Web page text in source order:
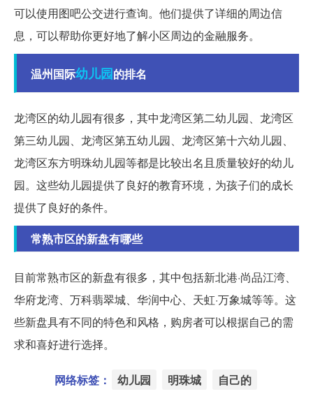
可以使用图吧公交进行查询。他们提供了详细的周边信
息，可以帮助你更好地了解小区周边的金融服务。
温州国际幼儿园的排名
龙湾区的幼儿园有很多，其中龙湾区第二幼儿园、龙湾区
第三幼儿园、龙湾区第五幼儿园、龙湾区第十六幼儿园、
龙湾区东方明珠幼儿园等都是比较出名且质量较好的幼儿
园。这些幼儿园提供了良好的教育环境，为孩子们的成长
提供了良好的条件。
常熟市区的新盘有哪些
目前常熟市区的新盘有很多，其中包括新北港·尚品江湾、
华府龙湾、万科翡翠城、华润中心、天虹·万象城等等。这
些新盘具有不同的特色和风格，购房者可以根据自己的需
求和喜好进行选择。
网络标签： 幼儿园 明珠城 自己的